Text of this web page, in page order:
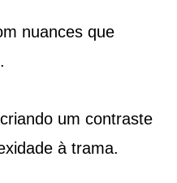
nuances que
um contraste
à trama.